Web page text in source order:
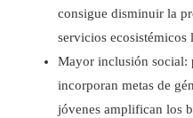
consigue disminuir la
servicios ecosistémicos
Mayor inclusión social:
incorporan metas de
jóvenes amplifican los